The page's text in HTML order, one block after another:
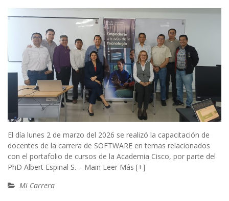
El día lunes 2 de marzo del 2026 se realizó la capacitación de
docentes de la carrera de SOFTWARE en temas relacionados
con el portafolio de cursos de la Academia Cisco, por parte del
PhD Albert Espinal S. – Main Leer Más [+]
Mi Carrera